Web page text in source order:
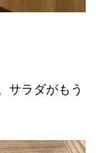
サラダがもう